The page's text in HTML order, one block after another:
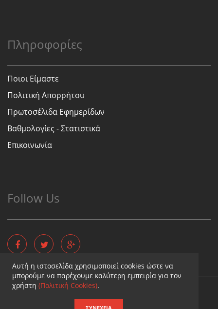
Πληροφορίες
Ποιοι Είμαστε
Πολιτική Απορρήτου
Πρωτοσέλιδα Εφημερίδων
Βαθμολογίες - Στατιστικά
Επικοινωνία
Follow Us
Copyright © - Diaititis.gr - All Rights Reserved.
Σχεδιασμός & κατασκευή ιστοσελίδων
Αυτή η ιστοσελίδα χρησιμοποιεί cookies ώστε να
μπορούμε να παρέχουμε καλύτερη εμπειρία για τον
χρήστη (Πολιτική Cookies).